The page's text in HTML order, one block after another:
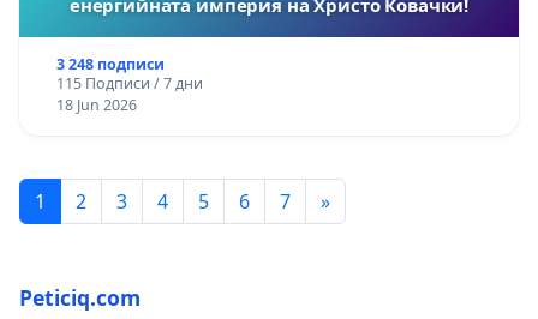
3 248 подписи
115 Подписи / 7 дни
18 Jun 2026
1 2 3 4 5 6 7 »
Peticiq.com